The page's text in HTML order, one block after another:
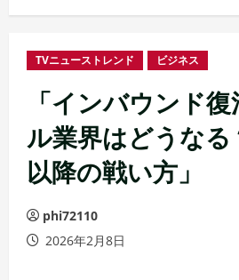
TVニューストレンド ビジネス
「インバウンド
ル業界はどうな
以降の戦い方」
phi72110
2026年2月8日